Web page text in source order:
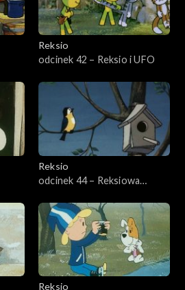
Reksio
odcinek 42 – Reksio i UFO
Reksio
odcinek 44 – Reksiowa
Reksio